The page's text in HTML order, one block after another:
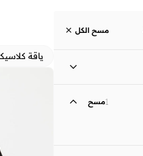
مسح الكل
1مسح
ياقة